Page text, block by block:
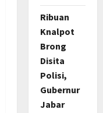
Ribuan
Knalpot
Brong
Disita
Polisi,
Gubernur
Jabar